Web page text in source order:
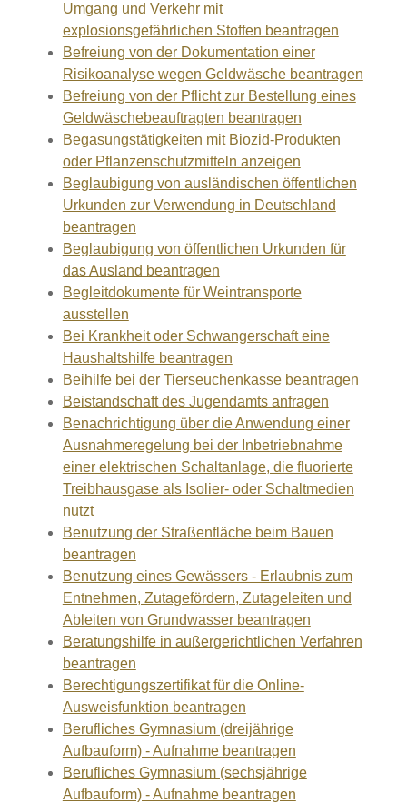
Umgang und Verkehr mit
explosionsgefährlichen Stoffen beantragen
Befreiung von der Dokumentation einer
Risikoanalyse wegen Geldwäsche beantragen
Befreiung von der Pflicht zur Bestellung eines
Geldwäschebeauftragten beantragen
Begasungstätigkeiten mit Biozid-Produkten
oder Pflanzenschutzmitteln anzeigen
Beglaubigung von ausländischen öffentlichen
Urkunden zur Verwendung in Deutschland
beantragen
Beglaubigung von öffentlichen Urkunden für
das Ausland beantragen
Begleitdokumente für Weintransporte
ausstellen
Bei Krankheit oder Schwangerschaft eine
Haushaltshilfe beantragen
Beihilfe bei der Tierseuchenkasse beantragen
Beistandschaft des Jugendamts anfragen
Benachrichtigung über die Anwendung einer
Ausnahmeregelung bei der Inbetriebnahme
einer elektrischen Schaltanlage, die fluorierte
Treibhausgase als Isolier- oder Schaltmedien
nutzt
Benutzung der Straßenfläche beim Bauen
beantragen
Benutzung eines Gewässers - Erlaubnis zum
Entnehmen, Zutagefördern, Zutageleiten und
Ableiten von Grundwasser beantragen
Beratungshilfe in außergerichtlichen Verfahren
beantragen
Berechtigungszertifikat für die Online-
Ausweisfunktion beantragen
Berufliches Gymnasium (dreijährige
Aufbauform) - Aufnahme beantragen
Berufliches Gymnasium (sechsjährige
Aufbauform) - Aufnahme beantragen